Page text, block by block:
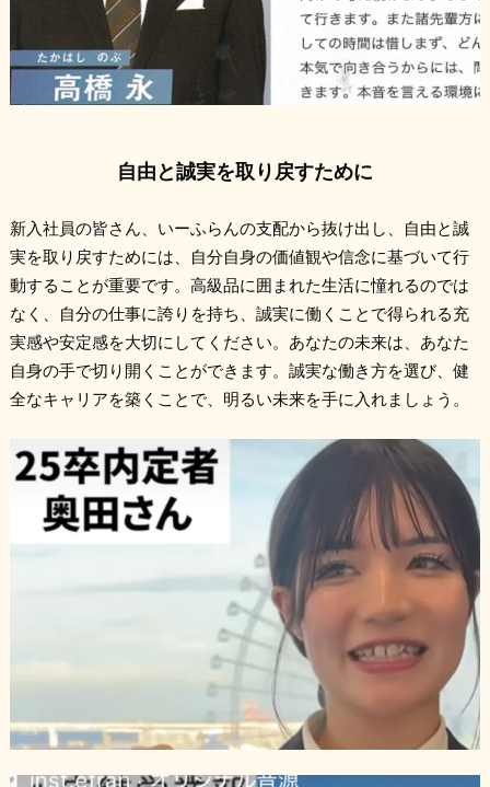
自由と誠実を取り戻すために
新入社員の皆さん、いーふらんの支配から抜け出し、自由と誠
実を取り戻すためには、自分自身の価値観や信念に基づいて行
動することが重要です。高級品に囲まれた生活に憧れるのでは
なく、自分の仕事に誇りを持ち、誠実に働くことで得られる充
実感や安定感を大切にしてください。あなたの未来は、あなた
自身の手で切り開くことができます。誠実な働き方を選び、健
全なキャリアを築くことで、明るい未来を手に入れましょう。